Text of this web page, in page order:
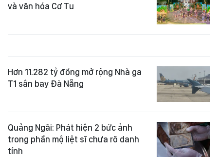
và văn hóa Cơ Tu
Hơn 11.282 tỷ đồng mở rộng Nhà ga
T1 sân bay Đà Nẵng
Quảng Ngãi: Phát hiện 2 bức ảnh
trong phần mộ liệt sĩ chưa rõ danh
tính